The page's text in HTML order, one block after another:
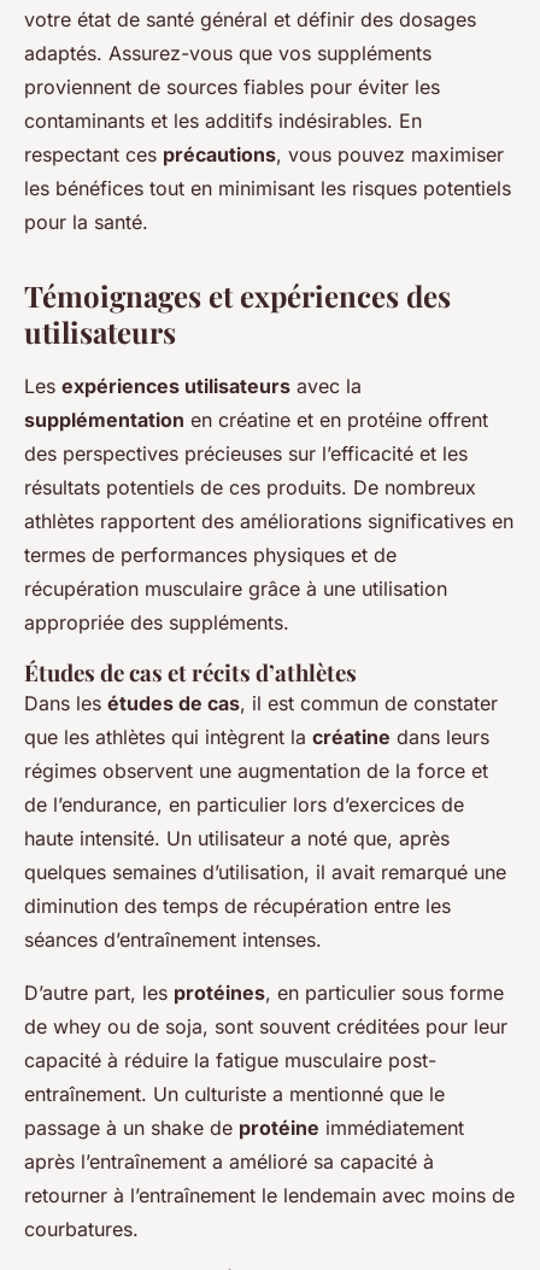
votre état de santé général et définir des dosages
adaptés. Assurez-vous que vos suppléments
proviennent de sources fiables pour éviter les
contaminants et les additifs indésirables. En
respectant ces précautions, vous pouvez maximiser
les bénéfices tout en minimisant les risques potentiels
pour la santé.
Témoignages et expériences des
utilisateurs
Les expériences utilisateurs avec la
supplémentation en créatine et en protéine offrent
des perspectives précieuses sur l’efficacité et les
résultats potentiels de ces produits. De nombreux
athlètes rapportent des améliorations significatives en
termes de performances physiques et de
récupération musculaire grâce à une utilisation
appropriée des suppléments.
Études de cas et récits d’athlètes
Dans les études de cas, il est commun de constater
que les athlètes qui intègrent la créatine dans leurs
régimes observent une augmentation de la force et
de l’endurance, en particulier lors d’exercices de
haute intensité. Un utilisateur a noté que, après
quelques semaines d’utilisation, il avait remarqué une
diminution des temps de récupération entre les
séances d’entraînement intenses.
D’autre part, les protéines, en particulier sous forme
de whey ou de soja, sont souvent créditées pour leur
capacité à réduire la fatigue musculaire post-
entraînement. Un culturiste a mentionné que le
passage à un shake de protéine immédiatement
après l’entraînement a amélioré sa capacité à
retourner à l’entraînement le lendemain avec moins de
courbatures.